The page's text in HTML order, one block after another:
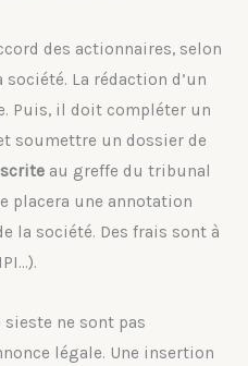
des actionnaires, selon
La rédaction d’un
Puis, il doit compléter un
soumettre un dossier de
au greffe du tribunal
placera une annotation
la société. Des frais sont à
ne sont pas
légale. Une insertion